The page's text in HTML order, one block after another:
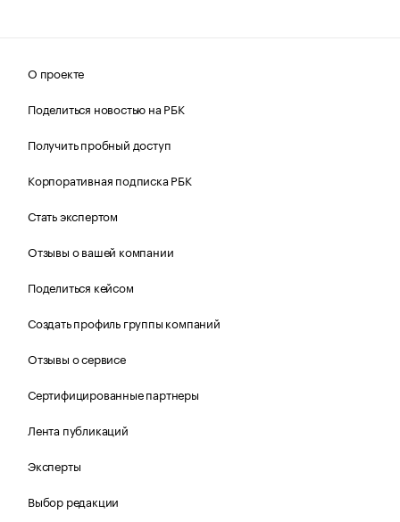
О проекте
Поделиться новостью на РБК
Получить пробный доступ
Корпоративная подписка РБК
Стать экспертом
Отзывы о вашей компании
Поделиться кейсом
Создать профиль группы компаний
Отзывы о сервисе
Сертифицированные партнеры
Лента публикаций
Эксперты
Выбор редакции